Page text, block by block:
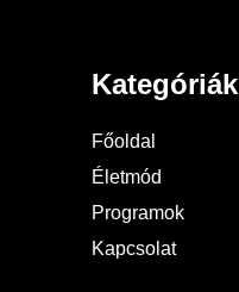
Kategóriák
Főoldal
Életmód
Programok
Kapcsolat